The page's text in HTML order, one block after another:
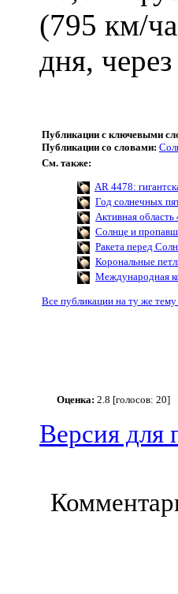
(795 км/
дня,
Публикации с ключевыми
Публикации со словами:
См. также:
AR 4478:
Год солнечных
Активная
Солнце и
Ракета перед
Корональные
Международная
Все публикации на ту же
Оценка: 2.8 [голосов: 20]
Версия для